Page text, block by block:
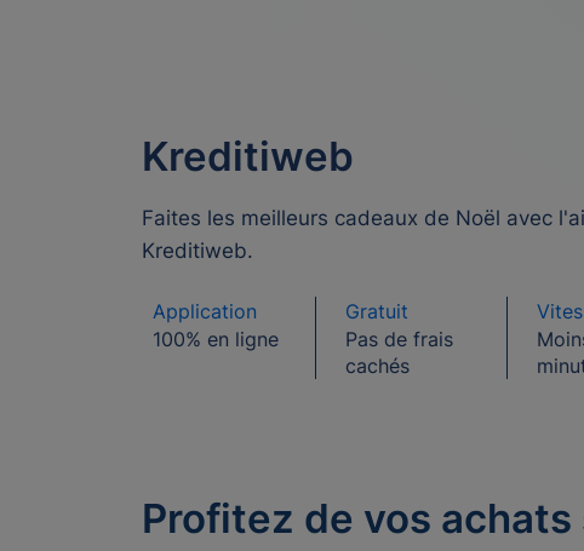
Kreditiweb
Faites les meilleurs cadeaux de Noël avec
Kreditiweb.
Application
100% en ligne
Gratuit
Pas de frais
cachés
Profitez de vos